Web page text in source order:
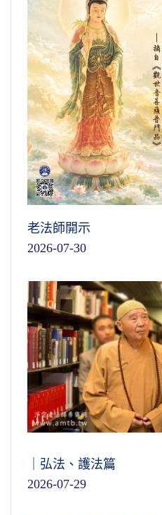
老法師開示
2026-07-30
｜弘法、護法篇
2026-07-29